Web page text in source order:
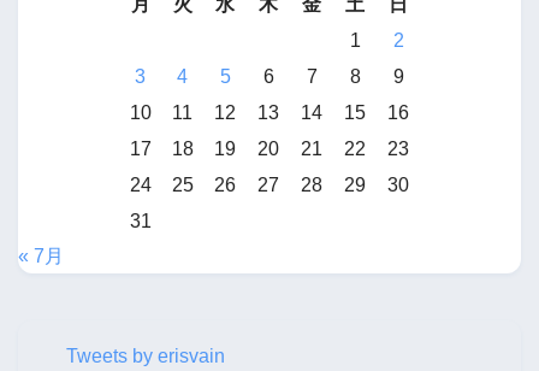
月
火 水 木 金 土
日
1
2
3
4 5 6 7 8
9
10
11 12 13 14 15
16
17
18 19 20 21 22
23
24
25 26 27 28 29
30
31
« 7月
Tweets by erisvain